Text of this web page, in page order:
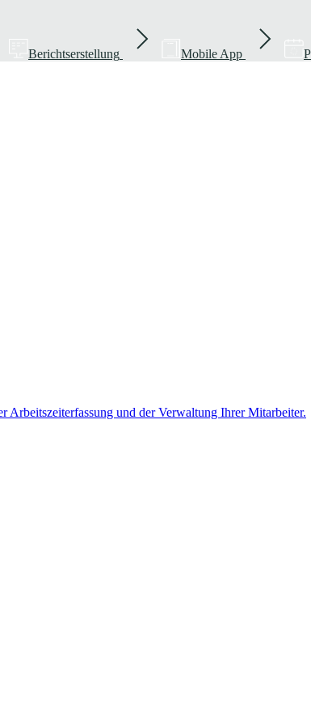
Berichtserstellung Mobile App
Arbeitszeiterfassung und der Verwaltung Ihrer Mitarbeiter.